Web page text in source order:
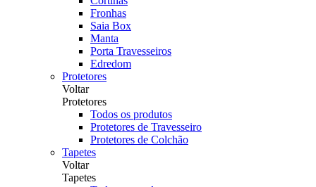
Fronhas
Saia Box
Manta
Porta Travesseiros
Edredom
Protetores
Voltar
Protetores
Todos os produtos
Protetores de Travesseiro
Protetores de Colchão
Tapetes
Voltar
Tapetes